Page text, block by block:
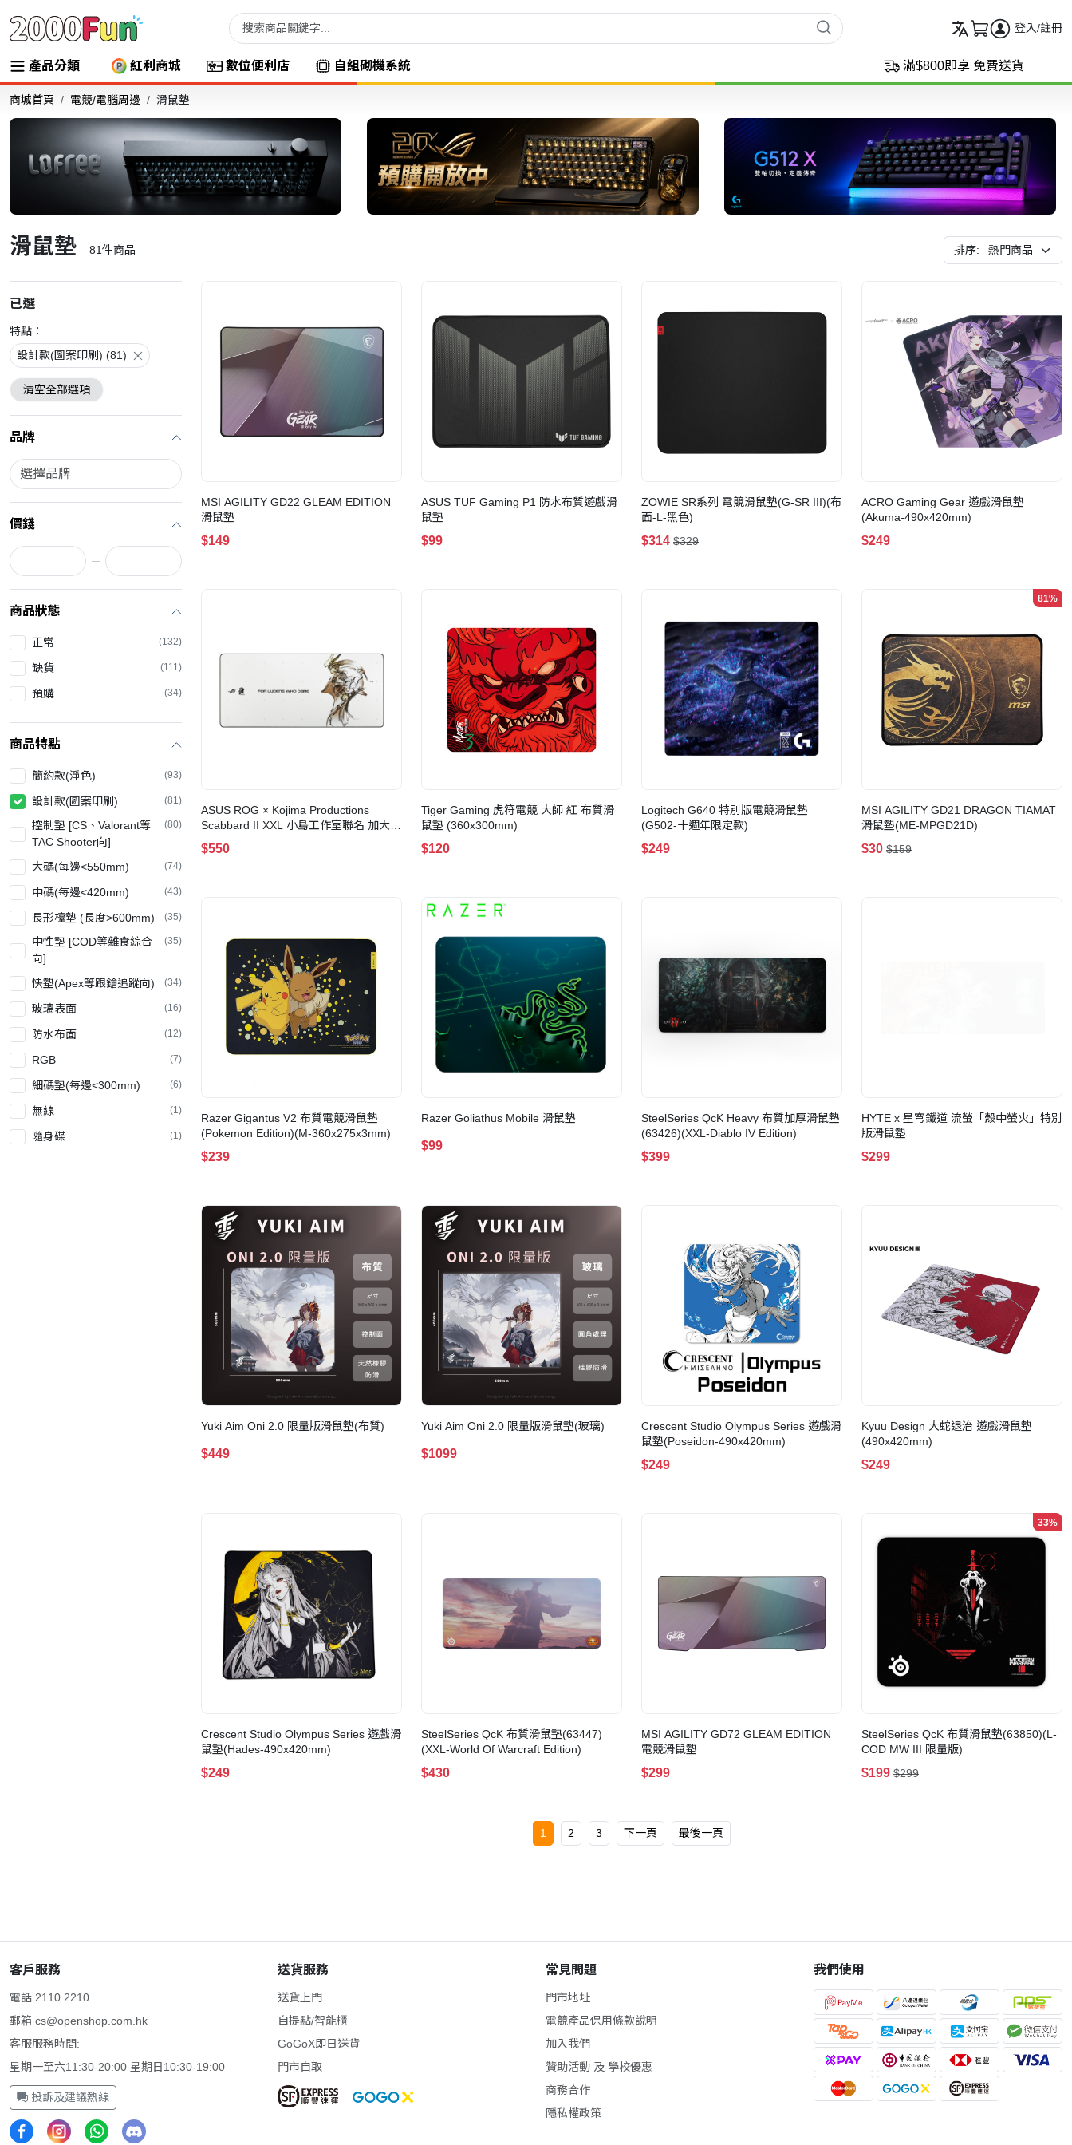
登入/註冊
產品分類 紅利商城 數位便利店 自組砌機系統 滿$800即享 免費送貨
商城首頁 電競/電腦周邊 滑鼠墊
滑鼠墊 81件商品 排序:
已選
特點：
設計款(圖案印刷) (81)
清空全部選項
品牌
價錢
商品狀態
正常 (132)
缺貨 (111)
預購 (34)
商品特點
簡約款(淨色) (93)
設計款(圖案印刷) (81)
控制墊 [CS、Valorant等
TAC Shooter向]
(80)
大碼(每邊<550mm) (74)
中碼(每邊<420mm) (43)
長形檯墊 (長度>600mm) (35)
中性墊 [COD等雜食綜合
向]
(35)
快墊(Apex等跟鎗追蹤向) (34)
玻璃表面 (16)
防水布面 (12)
RGB (7)
細碼墊(每邊<300mm) (6)
無線 (1)
隨身碟 (1)
MSI AGILITY GD22 GLEAM EDITION
滑鼠墊
$149
ASUS TUF Gaming P1 防水布質遊戲滑
鼠墊
$99
ZOWIE SR系列 電競滑鼠墊(G-SR III)(布
面-L-黑色)
$314 $329
ACRO Gaming Gear 遊戲滑鼠墊
(Akuma-490x420mm)
$249
ASUS ROG × Kojima Productions
Scabbard II XXL 小島工作室聯名 加大滑
鼠墊
$550
Tiger Gaming 虎符電競 大師 紅 布質滑
鼠墊 (360x300mm)
$120
Logitech G640 特別版電競滑鼠墊
(G502-十週年限定款)
$249
81%
MSI AGILITY GD21 DRAGON TIAMAT
滑鼠墊(ME-MPGD21D)
$30 $159
Razer Gigantus V2 布質電競滑鼠墊
(Pokemon Edition)(M-360x275x3mm)
$239
Razer Goliathus Mobile 滑鼠墊
$99
SteelSeries QcK Heavy 布質加厚滑鼠墊
(63426)(XXL-Diablo IV Edition)
$399
HYTE x 星穹鐵道 流螢「殼中螢火」特別
版滑鼠墊
$299
Yuki Aim Oni 2.0 限量版滑鼠墊(布質)
$449
Yuki Aim Oni 2.0 限量版滑鼠墊(玻璃)
$1099
Crescent Studio Olympus Series 遊戲滑
鼠墊(Poseidon-490x420mm)
$249
Kyuu Design 大蛇退治 遊戲滑鼠墊
(490x420mm)
$249
Crescent Studio Olympus Series 遊戲滑
鼠墊(Hades-490x420mm)
$249
SteelSeries QcK 布質滑鼠墊(63447)
(XXL-World Of Warcraft Edition)
$430
MSI AGILITY GD72 GLEAM EDITION
電競滑鼠墊
$299
33%
SteelSeries QcK 布質滑鼠墊(63850)(L-
COD MW III 限量版)
$199 $299
1 2 3 下一頁 最後一頁
客戶服務
電話 2110 2210
郵箱 cs@openshop.com.hk
客服服務時間:
星期一至六11:30-20:00 星期日10:30-19:00
投訴及建議熱線
送貨服務
送貨上門
自提點/智能櫃
GoGoX即日送貨
門市自取
常見問題
門市地址
電競產品保用條款說明
加入我們
贊助活動 及 學校優惠
商務合作
隱私權政策
我們使用